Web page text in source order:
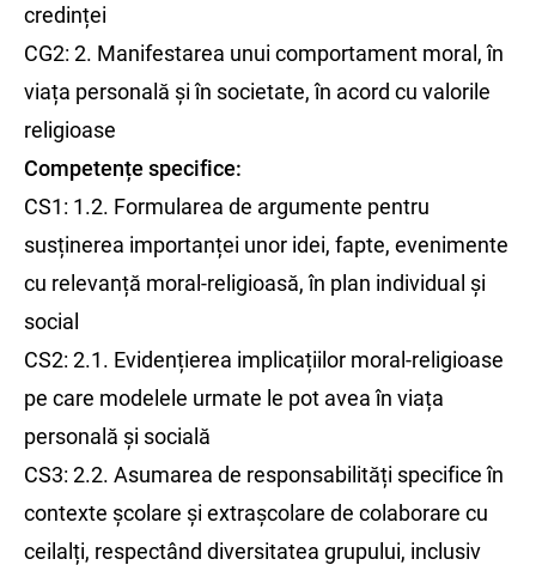
credinței
CG2: 2. Manifestarea unui comportament moral, în
viața personală și în societate, în acord cu valorile
religioase
Competențe specifice:
CS1: 1.2. Formularea de argumente pentru
susținerea importanței unor idei, fapte, evenimente
cu relevanță moral-religioasă, în plan individual și
social
CS2: 2.1. Evidențierea implicațiilor moral-religioase
pe care modelele urmate le pot avea în viața
personală și socială
CS3: 2.2. Asumarea de responsabilități specifice în
contexte școlare și extrașcolare de colaborare cu
ceilalți, respectând diversitatea grupului, inclusiv